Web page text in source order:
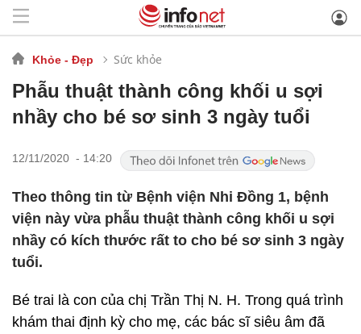
Khỏe - Đẹp Sức khỏe
Phẫu thuật thành công khối u sợi
nhầy cho bé sơ sinh 3 ngày tuổi
12/11/2020 - 14:20
Theo thông tin từ Bệnh viện Nhi Đồng 1, bệnh
viện này vừa phẫu thuật thành công khối u sợi
nhầy có kích thước rất to cho bé sơ sinh 3 ngày
tuổi.
Bé trai là con của chị Trần Thị N. H. Trong quá trình
khám thai định kỳ cho mẹ, các bác sĩ siêu âm đã